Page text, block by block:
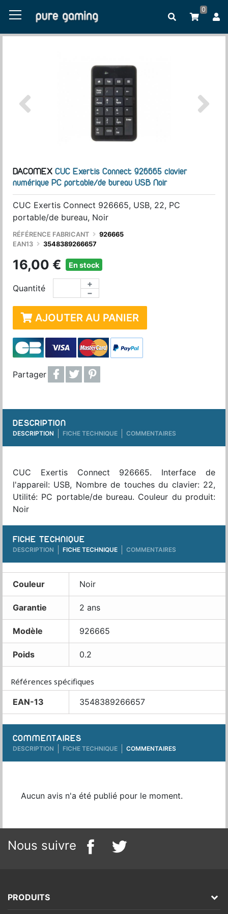
0
DACOMEX CUC Exertis Connect 926665 clavier
numérique PC portable/de bureau USB Noir
CUC Exertis Connect 926665, USB, 22, PC
portable/de bureau, Noir
RÉFÉRENCE FABRICANT
926665
EAN13
3548389266657
16,00 € En stock
Quantité −
+
AJOUTER AU PANIER
Partager
DESCRIPTION
DESCRIPTION FICHE TECHNIQUE COMMENTAIRES
CUC Exertis Connect 926665. Interface de
l'appareil: USB, Nombre de touches du clavier: 22,
Utilité: PC portable/de bureau. Couleur du produit:
Noir
FICHE TECHNIQUE
DESCRIPTION FICHE TECHNIQUE COMMENTAIRES
Couleur Noir
Garantie 2 ans
Modèle 926665
Poids 0.2
Références spécifiques
EAN-13
3548389266657
COMMENTAIRES
DESCRIPTION FICHE TECHNIQUE COMMENTAIRES
Aucun avis n'a été publié pour le moment.
Nous suivre
PRODUITS